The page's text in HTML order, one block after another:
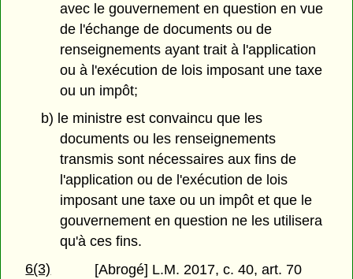
avec le gouvernement en question en vue
de l'échange de documents ou de
renseignements ayant trait à l'application
ou à l'exécution de lois imposant une taxe
ou un impôt;
b) le ministre est convaincu que les
documents ou les renseignements
transmis sont nécessaires aux fins de
l'application ou de l'exécution de lois
imposant une taxe ou un impôt et que le
gouvernement en question ne les utilisera
qu'à ces fins.
6(3)
[Abrogé] L.M. 2017, c. 40, art. 70